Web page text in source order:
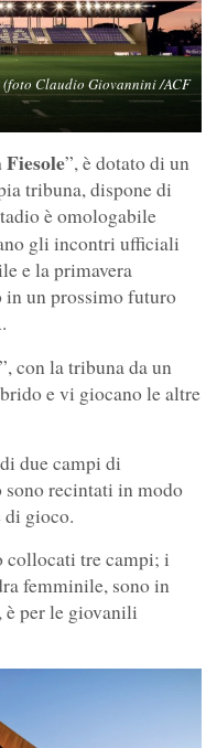
Claudio Giovannini /ACF
”, è dotato di un
tribuna, dispone di
è omologabile
gli incontri ufficiali
e la primavera
in un prossimo futuro
”, con la tribuna da un
e vi giocano le altre
due campi di
sono recintati in modo
di gioco.
collocati tre campi; i
femminile, sono in
è per le giovanili